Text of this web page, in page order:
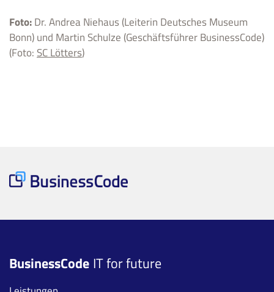
Foto:Dr. Andrea Niehaus (Leiterin Deutsches Museum
Bonn) und Martin Schulze (Geschäftsführer BusinessCode)
(Foto: SC Lötters)
BusinessCode IT for future